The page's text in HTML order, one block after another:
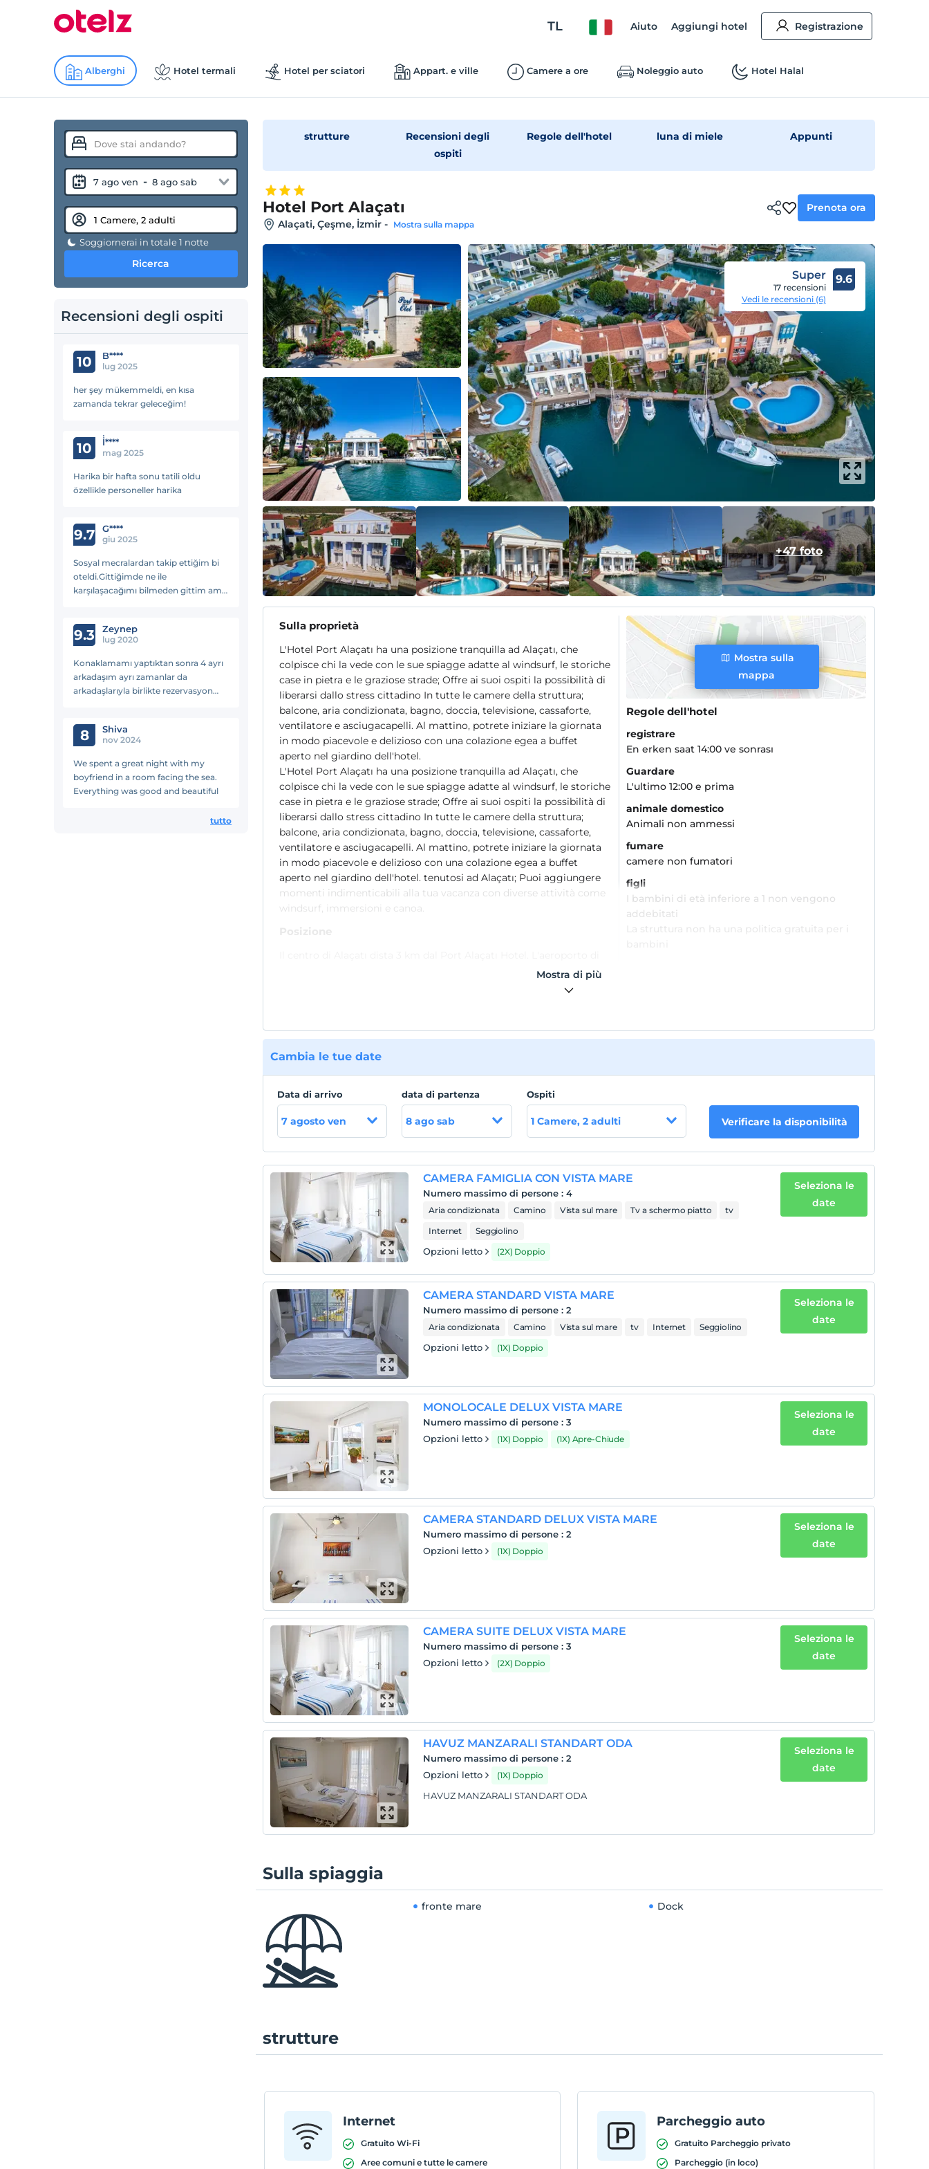
TL Aiuto Aggiungi hotel Registrazione
Alberghi Hotel termali Hotel per sciatori Appart. e ville Camere a ore Noleggio auto Hotel Halal
7 ago ven - 8 ago sab
Soggiornerai in totale 1 notte
Ricerca
Recensioni degli ospiti
10 B****
lug 2025
her şey mükemmeldi, en kısa
zamanda tekrar geleceğim!
10 İ̇****
mag 2025
Harika bir hafta sonu tatili oldu
özellikle personeller harika
9.7 G****
giu 2025
Sosyal mecralardan takip ettiğim bi
oteldi.Gittiğimde ne ile
karşılaşacağımı bilmeden gittim ama
önemlisi güvenli ohh
9.3 Zeynep
lug 2020
Konaklamamı yaptıktan sonra 4 ayrı
arkadaşım ayrı zamanlar da
arkadaşlarıyla birlikte rezervasyon
8 Shiva
nov 2024
We spent a great night with my
boyfriend in a room facing the sea.
Everything was good and beautiful
tutto
strutture
Recensioni degli
ospiti
Regole dell'hotel luna di miele Appunti
Hotel Port Alaçatı
Alaçati, Çeşme, İzmir- Mostra sulla mappa
Prenota ora
Super
17 recensioni
Vedi le recensioni (6)
9.6
+47 foto
Sulla proprietà
L'Hotel Port Alaçatı ha una posizione tranquilla ad Alaçatı, che
colpisce chi la vede con le sue spiagge adatte al windsurf, le storiche
case in pietra e le graziose strade; Offre ai suoi ospiti la possibilità di
liberarsi dallo stress cittadino In tutte le camere della struttura;
balcone, aria condizionata, bagno, doccia, televisione, cassaforte,
ventilatore e asciugacapelli. Al mattino, potrete iniziare la giornata
in modo piacevole e delizioso con una colazione egea a buffet
aperto nel giardino dell'hotel.
L'Hotel Port Alaçatı ha una posizione tranquilla ad Alaçatı, che
colpisce chi la vede con le sue spiagge adatte al windsurf, le storiche
case in pietra e le graziose strade; Offre ai suoi ospiti la possibilità di
liberarsi dallo stress cittadino In tutte le camere della struttura;
balcone, aria condizionata, bagno, doccia, televisione, cassaforte,
ventilatore e asciugacapelli. Al mattino, potrete iniziare la giornata
in modo piacevole e delizioso con una colazione egea a buffet
aperto nel giardino dell'hotel. tenutosi ad Alaçatı; Puoi aggiungere
momenti indimenticabili alla tua vacanza con diverse attività come
windsurf, immersioni e canoa.
Smirne Adnan Menderes dista 89 km dall'hotel. In loco è disponibile
Mostra sulla
mappa
Regole dell'hotel
registrare
En erken saat 14:00 ve sonrası
Guardare
L'ultimo 12:00 e prima
animale domestico
Animali non ammessi
fumare
camere non fumatori
figli
I bambini di età inferiore a 1 non vengono
addebitati
La struttura non ha una politica gratuita per i
Mostra di più
Cambia le tue date
Data di arrivo
7 agosto ven
data di partenza
8 ago sab
Ospiti
1 Camere, 2 adulti Verificare la disponibilità
CAMERA FAMIGLIA CON VISTA MARE
Numero massimo di persone :4
Aria condizionata Camino Vista sul mare Tv a schermo piatto
tv
Internet
Seggiolino
Opzioni letto (2X) Doppio
Seleziona le
date
CAMERA STANDARD VISTA MARE
Numero massimo di persone :2
Aria condizionata Camino Vista sul mare tv Internet Seggiolino
Opzioni letto (1X) Doppio
Seleziona le
date
MONOLOCALE DELUX VISTA MARE
Numero massimo di persone :3
Opzioni letto
(1X) Doppio (1X) Apre-Chiude
Seleziona le
date
CAMERA STANDARD DELUX VISTA MARE
Numero massimo di persone :2
Opzioni letto
(1X) Doppio
Seleziona le
date
CAMERA SUITE DELUX VISTA MARE
Numero massimo di persone :3
Opzioni letto
(2X) Doppio
Seleziona le
date
HAVUZ MANZARALI STANDART ODA
Numero massimo di persone :2
Opzioni letto
(1X) Doppio
HAVUZ MANZARALI STANDART ODA
Seleziona le
date
Sulla spiaggia
fronte mare Dock
strutture
Internet
Gratuito Wi-Fi
Aree comuni e tutte le camere
Parcheggio auto
Gratuito Parcheggio privato
Parcheggio (in loco)